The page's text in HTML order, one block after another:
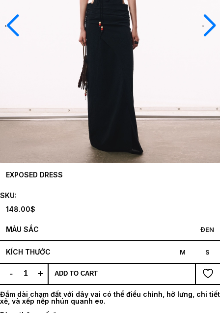
EXPOSED DRESS
SKU:
148.00$
MÀU SẮC ĐEN
KÍCH THƯỚC M S
- + ADD TO CART
Đầm dài chạm đất với dây vai có thể điều chỉnh, hở lưng, chi tiết
xẻ, và xếp nếp nhún quanh eo.